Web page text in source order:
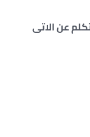
عن الاتى